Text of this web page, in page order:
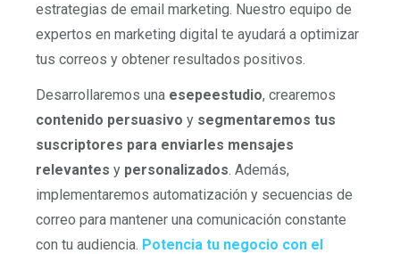
estrategias de email marketing. Nuestro equipo de
expertos en marketing digital te ayudará a optimizar
tus correos y obtener resultados positivos.
Desarrollaremos una esepeestudio, crearemos
contenido persuasivo y segmentaremos tus
suscriptores para enviarles mensajes
relevantes y personalizados. Además,
implementaremos automatización y secuencias de
correo para mantener una comunicación constante
con tu audiencia. Potencia tu negocio con el